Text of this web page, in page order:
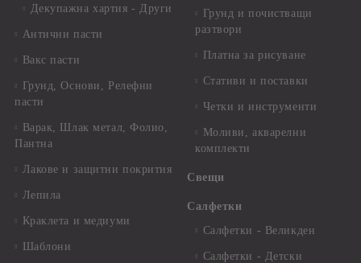
Декупажна хартия - Други
Антични пасти
Вакс пасти
Грунд, Основи, Релефни
пасти
Варак, Шлак метал, Фолио,
Пантна
Лакове и защитни покрития
Лепила
Краклета и медиуми
Шаблони
Грунд и почистващи
разтвори
Платна за рисуване
Стативи и поставки
Четки и инструменти
Моливи, акварелни
комплекти
Свещи
Салфетки
Салфетки - Великден
Салфетки - Детски